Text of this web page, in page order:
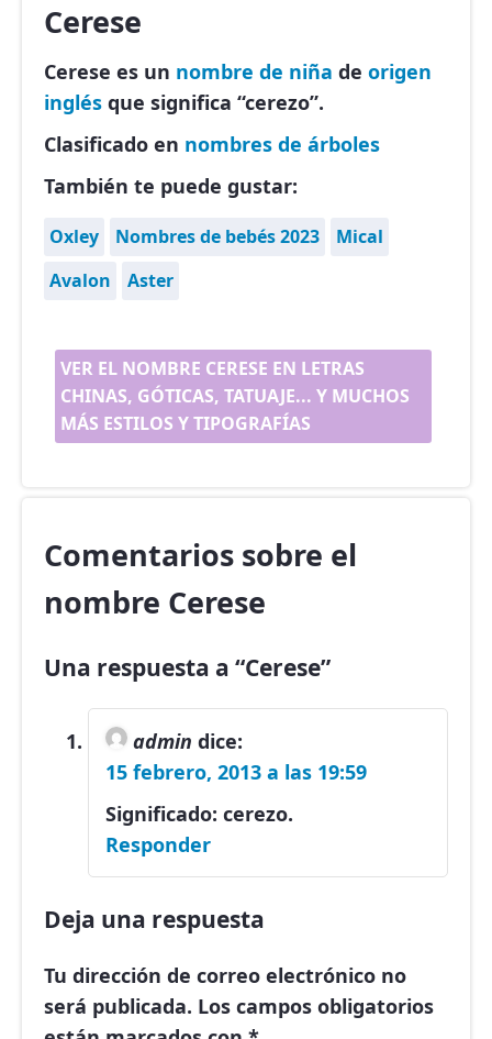
Cerese
Cerese es un nombre de niña de origen
inglés que significa “cerezo”.
Clasificado en nombres de árboles
También te puede gustar:
Oxley Nombres de bebés 2023
Mical
Avalon
Aster
VER EL NOMBRE CERESE EN LETRAS
CHINAS, GÓTICAS, TATUAJE... Y MUCHOS
MÁS ESTILOS Y TIPOGRAFÍAS
Comentarios sobre el
nombre Cerese
Una respuesta a “Cerese”
admin dice:
15 febrero, 2013 a las 19:59
Significado: cerezo.
Responder
Deja una respuesta
Tu dirección de correo electrónico no
será publicada. Los campos obligatorios